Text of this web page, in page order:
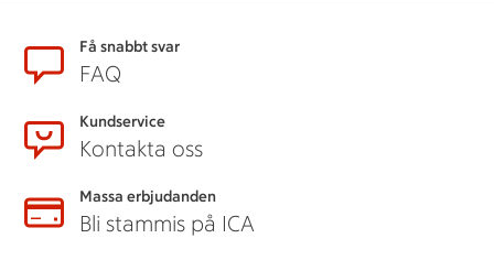
SidfotFå snabbt svar
FAQ
Kundservice
Kontakta oss
Massa erbjudanden
Bli stammis på ICA